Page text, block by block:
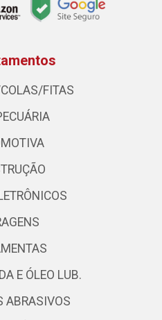
FITAS
E ÓLEO LUB.
ABRASIVOS